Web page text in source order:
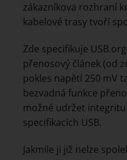
zákazníkova rozhraní
kabelové trasy tvoří
Zde specifikuje
přenosový článek (od
pokles napětí 250 mV
bezvadná funkce
možné udržet
specifikacích USB.
Jakmile ji již nelze